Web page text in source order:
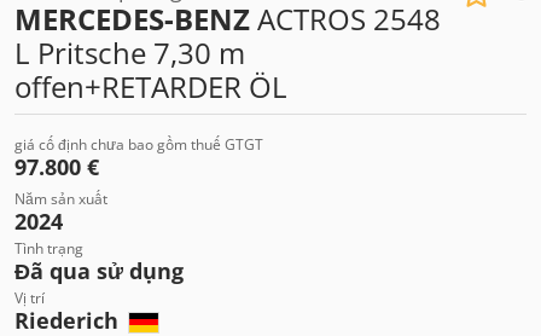
MERCEDES-BENZACTROS 2548
L Pritsche 7,30 m
offen+RETARDER ÖL
giá cố định chưa bao gồm thuế GTGT
97.800 €
Năm sản xuất
2024
Tình trạng
Đã qua sử dụng
Vị trí
Riederich